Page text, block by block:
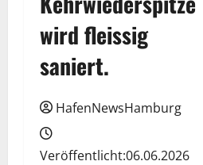
wird fleissig
saniert.
HafenNewsHamburg
Veröffentlicht:06.06.2026